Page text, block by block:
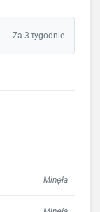
Za 3 tygodnie
Minęła